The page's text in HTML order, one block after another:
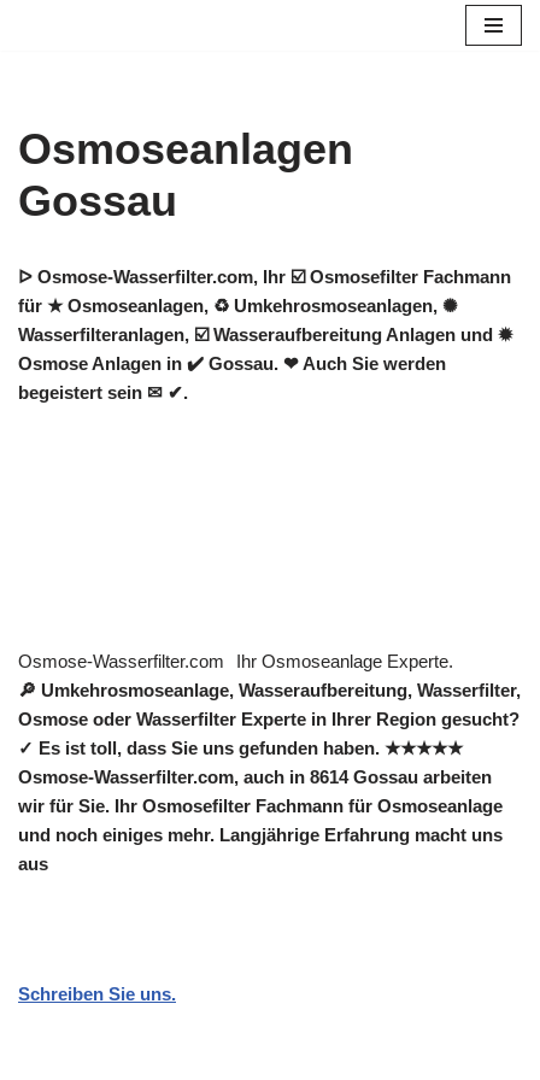
Osmoseanlagen
Gossau
ᐅ Osmose-Wasserfilter.com, Ihr ☑️ Osmosefilter Fachmann
für ★ Osmoseanlagen, ♻ Umkehrosmoseanlagen, ✺
Wasserfilteranlagen, ☑️ Wasseraufbereitung Anlagen und ✹
Osmose Anlagen in ✔️ Gossau. ❤ Auch Sie werden
begeistert sein ✉ ✔.
Osmose-Wasserfilter.com
Ihr Osmoseanlage Experte.
🔎 Umkehrosmoseanlage, Wasseraufbereitung, Wasserfilter,
Osmose oder Wasserfilter Experte in Ihrer Region gesucht?
✓ Es ist toll, dass Sie uns gefunden haben. ★★★★★
Osmose-Wasserfilter.com, auch in 8614 Gossau arbeiten
wir für Sie. Ihr Osmosefilter Fachmann für Osmoseanlage
und noch einiges mehr. Langjährige Erfahrung macht uns
aus
Schreiben Sie uns.